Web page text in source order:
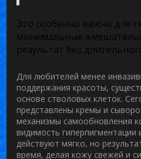
Это особенно важно для
минимальные
результат без
Для любителей менее
поддержания красоты,
основе стволовых клеток.
представлены кремы и
механизмы самообновления
видимость
действуют мягко, но
время, делая кожу свежей и